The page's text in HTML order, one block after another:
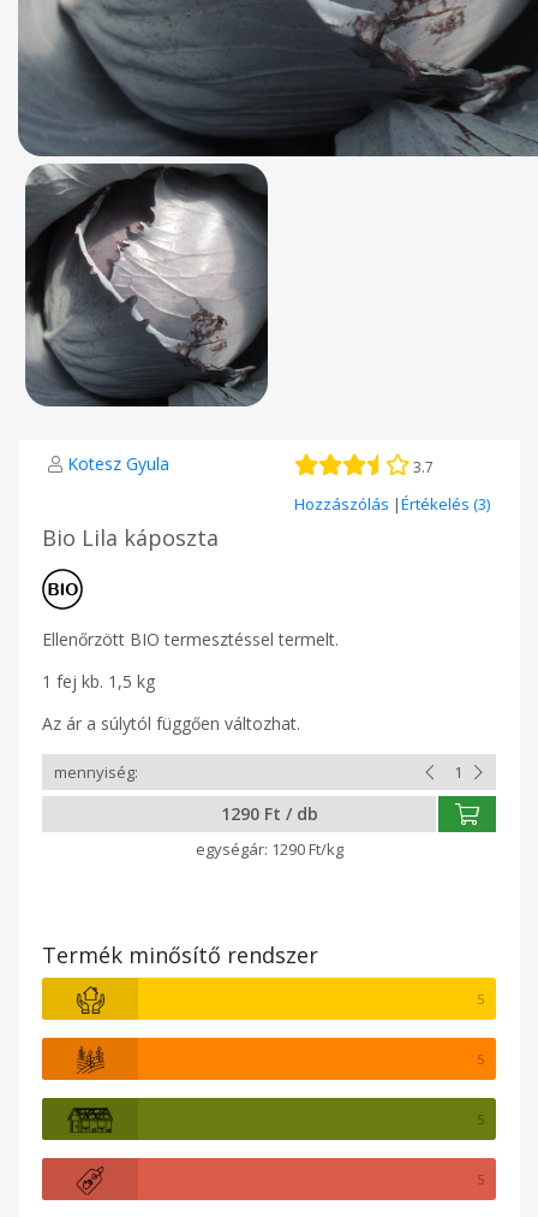
Kotesz Gyula 3.7
Hozzászólás |Értékelés (3)
Bio Lila káposzta
Ellenőrzött BIO termesztéssel termelt.
1 fej kb. 1,5 kg
Az ár a súlytól függően változhat.
1290 Ft / db
1290 Ft/kg
Termék minősítő rendszer
5
5
5
5